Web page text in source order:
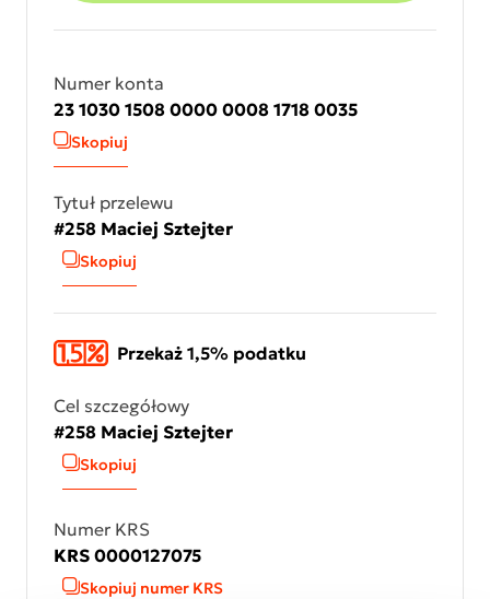
Numer konta
23 1030 1508 0000 0008 1718 0035
Skopiuj
Tytuł przelewu
#258 Maciej Sztejter
Skopiuj
Przekaż 1,5% podatku
Cel szczegółowy
#258 Maciej Sztejter
Skopiuj
Numer KRS
KRS 0000127075
Skopiuj numer KRS